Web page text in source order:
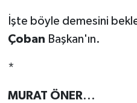
İşte böyle demesini
Çoban Başkan'ın.
*
MURAT ÖNER...